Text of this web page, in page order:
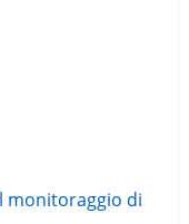
monitoraggio di